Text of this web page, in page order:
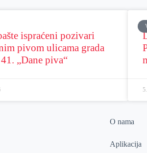
ispraćeni pozivari
pivom ulicama grada
„Dane piva“
O nama
Aplikacija